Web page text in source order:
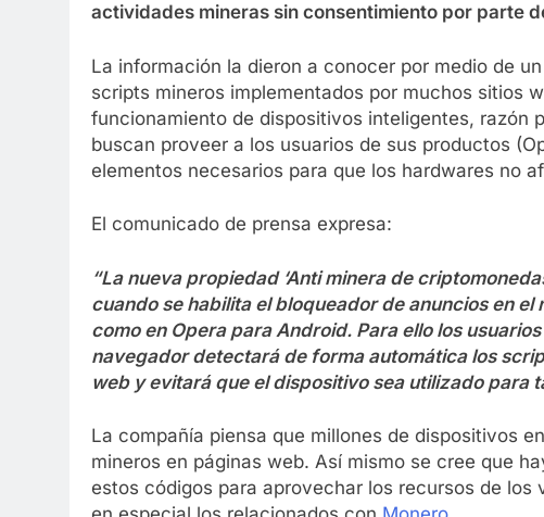
actividades mineras sin consentimiento por parte
La información la dieron a conocer por medio de
scripts mineros implementados por muchos sitios
funcionamiento de dispositivos inteligentes, razón
buscan proveer a los usuarios de sus productos
elementos necesarios para que los hardwares no
El comunicado de prensa expresa:
“La nueva propiedad ‘Anti minera de
cuando se habilita el bloqueador de anuncios en
como en Opera para Android. Para ello los
navegador detectará de forma automática los
web y evitará que el dispositivo sea utilizado para
La compañía piensa que millones de dispositivos
mineros en páginas web. Así mismo se cree que
estos códigos para aprovechar los recursos de